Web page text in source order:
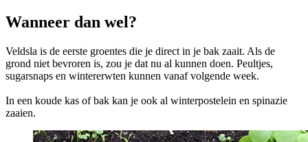
Wanneer dan wel?
Veldsla is de eerste groentes die je direct in je bak zaait. Als de
grond niet bevroren is, zou je dat nu al kunnen doen. Peultjes,
sugarsnaps en wintererwten kunnen vanaf volgende week.
In een koude kas of bak kan je ook al winterpostelein en spinazie
zaaien.